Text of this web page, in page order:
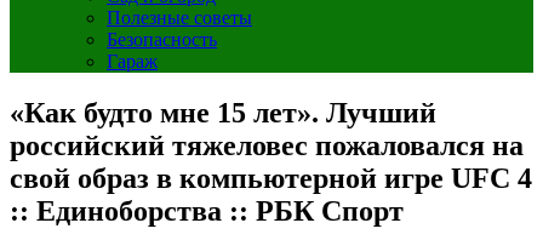
Полезные советы
Безопасность
Гараж
«Как будто мне 15 лет». Лучший
российский тяжеловес пожаловался на
свой образ в компьютерной игре UFC 4
:: Единоборства :: РБК Спорт